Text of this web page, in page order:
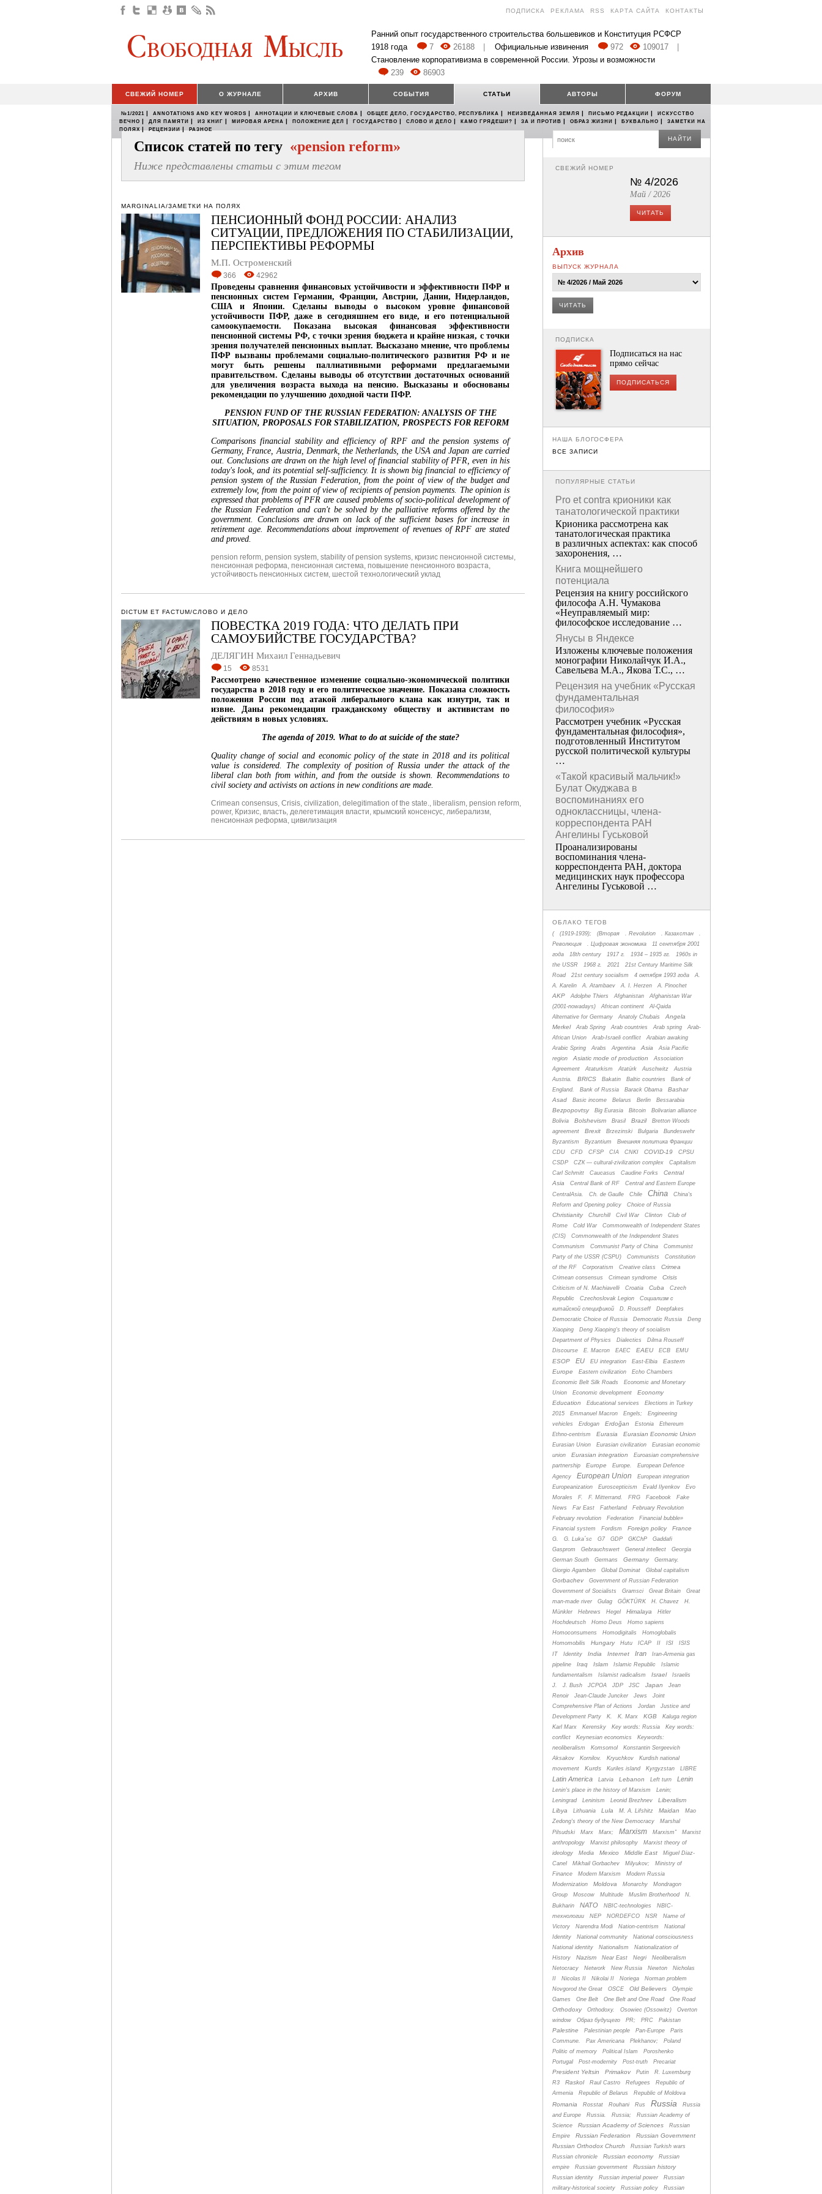
ПОДПИСКА РЕКЛАМА RSS КАРТА САЙТА КОНТАКТЫ
Ранний опыт государственного строительства большевиков и Конституция РСФСР
1918 года
7 26188 Официальные извинения 972 109017
Становление корпоративизма в современной России. Угрозы и возможности
239
86903
СВЕЖИЙ НОМЕР О ЖУРНАЛЕ АРХИВ СОБЫТИЯ СТАТЬИ АВТОРЫ ФОРУМ
№1/2021 | ANNOTATIONS AND KEY WORDS | АННОТАЦИИ И КЛЮЧЕВЫЕ СЛОВА | ОБЩЕЕ ДЕЛО, ГОСУДАРСТВО, РЕСПУБЛИКА | НЕИЗВЕДАННАЯ ЗЕМЛЯ | ПИСЬМО РЕДАКЦИИ |
ИСКУССТВО
ВЕЧНО | ДЛЯ ПАМЯТИ | ИЗ КНИГ | МИРОВАЯ АРЕНА | ПОЛОЖЕНИЕ ДЕЛ | ГОСУДАРСТВО | СЛОВО И ДЕЛО | КАМО ГРЯДЕШИ? | ЗА И ПРОТИВ | ОБРАЗ ЖИЗНИ | БУКВАЛЬНО |
ЗАМЕТКИ НА
ПОЛЯХ | РЕЦЕНЗИИ | РАЗНОЕ
Список статей по тегу «pension reform»
Ниже представлены статьи с этим тегом
MARGINALIA/ЗАМЕТКИ НА ПОЛЯХ
ПЕНСИОННЫЙ ФОНД РОССИИ: АНАЛИЗ
СИТУАЦИИ, ПРЕДЛОЖЕНИЯ ПО СТАБИЛИЗАЦИИ,
ПЕРСПЕКТИВЫ РЕФОРМЫ
М.П. Остроменский
366 42962
Проведены сравнения финансовых устойчивости и эффективности ПФР и
пенсионных систем Германии, Франции, Австрии, Дании, Нидерландов,
США и Японии. Сделаны выводы о высоком уровне финансовой
устойчивости ПФР, даже в сегодняшнем его виде, и его потенциальной
самоокупаемости. Показана высокая финансовая эффективности
пенсионной системы РФ, с точки зрения бюджета и крайне низкая, с точки
зрения получателей пенсионных выплат. Высказано мнение, что проблемы
ПФР вызваны проблемами социально-политического развития РФ и не
могут быть решены паллиативными реформами предлагаемыми
правительством. Сделаны выводы об отсутствии достаточных оснований
для увеличения возраста выхода на пенсию. Высказаны и обоснованы
рекомендации по улучшению доходной части ПФР.
PENSION FUND OF THE RUSSIAN FEDERATION: ANALYSIS OF THE
SITUATION, PROPOSALS FOR STABILIZATION, PROSPECTS FOR REFORM
Comparisons financial stability and efficiency of RPF and the pension systems of
Germany, France, Austria, Denmark, the Netherlands, the USA and Japan are carried
out. Conclusions are drawn on the high level of financial stability of PFR, even in his
today's look, and its potential self-sufficiency. It is shown big financial to efficiency of
pension system of the Russian Federation, from the point of view of the budget and
extremely low, from the point of view of recipients of pension payments. The opinion is
expressed that problems of PFR are caused problems of socio-political development of
the Russian Federation and can't be solved by the palliative reforms offered by the
government. Conclusions are drawn on lack of the sufficient bases for increase in
retirement age. Recommendations about improvement of revenues of RPF are stated
and proved.
pension reform, pension system, stability of pension systems, кризис пенсионной системы,
пенсионная реформа, пенсионная система, повышение пенсионного возраста,
устойчивость пенсионных систем, шестой технологический уклад
DICTUM ET FACTUM/СЛОВО И ДЕЛО
ПОВЕСТКА 2019 ГОДА: ЧТО ДЕЛАТЬ ПРИ
САМОУБИЙСТВЕ ГОСУДАРСТВА?
ДЕЛЯГИН Михаил Геннадьевич
15 8531
Рассмотрено качественное изменение социально-экономической политики
государства в 2018 году и его политическое значение. Показана сложность
положения России под атакой либерального клана как изнутри, так и
извне. Даны рекомендации гражданскому обществу и активистам по
действиям в новых условиях.
The agenda of 2019. What to do at suicide of the state?
Quality change of social and economic policy of the state in 2018 and its political
value is considered. The complexity of position of Russia under the attack of the
liberal clan both from within, and from the outside is shown. Recommendations to
civil society and activists on actions in new conditions are made.
Crimean consensus, Crisis, civilization, delegitimation of the state., liberalism, pension reform,
power, Кризис, власть, делегетимация власти, крымский консенсус, либерализм,
пенсионная реформа, цивилизация
НАЙТИ
СВЕЖИЙ НОМЕР
№ 4/2026
Май / 2026
ЧИТАТЬ
Архив
ВЫПУСК ЖУРНАЛА
ЧИТАТЬ
ПОДПИСКА
Подписаться на нас
прямо сейчас
ПОДПИСАТЬСЯ
НАША БЛОГОСФЕРА
ВСЕ ЗАПИСИ
ПОПУЛЯРНЫЕ СТАТЬИ
Pro et contra крионики как
танатологической практики
Крионика рассмотрена как
танатологическая практика
в различных аспектах: как способ
захоронения, …
Книга мощнейшего
потенциала
Рецензия на книгу российского
философа А.Н. Чумакова
«Неуправляемый мир:
философское исследование …
Янусы в Яндексе
Изложены ключевые положения
монографии Николайчук И.А.,
Савельева М.А., Якова Т.С., …
Рецензия на учебник «Русская
фундаментальная
философия»
Рассмотрен учебник «Русская
фундаментальная философия»,
подготовленный Институтом
русской политической культуры
…
«Такой красивый мальчик!»
Булат Окуджава в
воспоминаниях его
одноклассницы, члена-
корреспондента РАН
Ангелины Гуськовой
Проанализированы
воспоминания члена­
корреспондента РАН, доктора
медицинских наук профессора
Ангелины Гуськовой …
ОБЛАКО ТЕГОВ
( (1919-1939); (Вторая . Revolution . Казахстан
.
Революция
. Цифровая экономика
11 сентября 2001
года
18th century 1917 г. 1934 – 1935 гг.
1960s in
the USSR
1968 г. 2021
21st Century Maritime Silk
Road
21st century socialism 4 октября 1993 года
A.
A. Karelin
A. Atambaev A. I. Herzen A. Pinochet
AKP Adolphe Thiers Afghanistan
Afghanistan War
(2001-nowadays)
African continent
Al-Qaida
Alternative for Germany
Anatoly Chubais
Angela
Merkel
Arab Spring Arab countries Arab spring
Arab-
African Union
Arab-Israeli conflict
Arabian awaking
Arabic Spring
Arabs Argentina Asia
Asia Pacific
region
Asiatic mode of production
Association
Agreement
Ataturkism Atatürk Auschwitz
Austria
Austria.
BRICS Bakatin Baltic countries
Bank of
England.
Bank of Russia Barack Obama
Bashar
Asad
Basic income Belarus Berlin Bessarabia
Bezpopovtsy Big Eurasia Bitcoin
Bolivarian alliance
Bolivia
Bolshevism Brasil Brazil
Bretton Woods
agreement
Brexit Brzezinski Bulgaria
Bundeswehr
Byzantism
Byzantium
Bнешняя политика Франции
CDU
CFD CFSP CIA CNKI COVID-19
CPSU
CSDP
CZК — cultural-zivilization complex
Capitalism
Carl Schmitt
Caucasus Caudine Forks
Central
Asia
Central Bank of RF
Central and Eastern Europe
CentralAsia.
Ch. de Gaulle Chile China
China's
Reform and Opening policy
Choice of Russia
Christianity Churchill Civil War Clinton
Club of
Rome
Cold War
Commonwealth of Independent States
(CIS)
Commonwealth of the Independent States
Communism
Communist Party of China
Communist
Party of the USSR (CSPU)
Communists
Constitution
of the RF
Corporatism Creative class Crimea
Crimean consensus Crimean syndrome Crisis
Criticism of N. Machiavelli Croatia Cuba
Czech
Republic
Czechoslovak Legion
Cоциализм с
китайской спецификой
D. Rousseff
Deepfakes
Democratic Choice of Russia
Democratic Russia
Deng
Xiaoping
Deng Xiaoping's theory of socialism
Department of Physics
Dialectics
Dilma Rouseff
Discourse
E. Macron EAEC EAEU ECB EMU
ESOP EU EU integration East-Elbia
Eastern
Europe
Eastern civilization
Echo Chambers
Economic Belt Silk Roads
Economic and Monetary
Union
Economic development
Economy
Education
Educational services
Elections in Turkey
2015
Emmanuel Macron Engels;
Engineering
vehicles
Erdogan Erdoğan Estonia
Ethereum
Ethno-centrism
Eurasia Eurasian Economic Union
Eurasian Union Eurasian civilization
Eurasian economic
union
Eurasian integration
Euroasian comprehensive
partnership
Europe Europe.
European Defence
Agency
European Union
European integration
Europeanization
Euroscepticism Evald Ilyenkov
Evo
Morales
F. F. Mitterrand. FRG Facebook
Fake
News
Far East Fatherland
February Revolution
February revolution
Federation
Financial bubble»
Financial system
Fordism Foreign policy France
G. G. Luka´sc G7 GDP GKChP
Gaddafi
Gasprom
Gebrauchswert General intellect
Georgia
German South
Germans Germany
Germany.
Giorgio Agamben
Global Dominat Global capitalism
Gorbachev
Government of Russian Federation
Government of Socialists
Gramsci Great Britain
Great
man-made river
Gulag GÖKTÜRK H. Chavez
H.
Münkler
Hebrews Hegel Himalaya
Hitler
Hochdeutsch
Homo Deus
Homo sapiens
Homoconsumens
Homodigitalis
Homoglobalis
Homomobilis
Hungary Hutu ICAP II ISI
ISIS
IT
Identity India Internet Iran
Iran-Armenia gas
pipeline
Iraq Islam Islamic Republic
Islamic
fundamentalism
Islamist radicalism Israel
Israelis
J.
J. Bush JCPOA JDP JSC Japan
Jean
Renoir
Jean-Claude Juncker Jews
Joint
Comprehensive Plan of Actions
Jordan
Justice and
Development Party
K. K. Marx KGB
Kaluga region
Karl Marx
Kerensky Key words: Russia
Key words:
conflict
Keynesian economics
Keywords:
neoliberalism
Komsomol
Konstantin Sergeevich
Aksakov
Kornilov. Kryuchkov
Kurdish national
movement
Kurds Kuriles island Kyrgyzstan LIBRE
Latin America Latvia Lebanon Left turn Lenin
Lenin's place in the history of Marxism
Lenin;
Leningrad
Leninism Leonid Brezhnev
Liberalism
Libya
Lithuania Lula M. A. Lifshitz Maidan
Mao
Zedong's theory of the New Democracy
Marshal
Pilsudski
Marx Marx; Marxism Marxism”
Marxist
anthropology
Marxist philosophy
Marxist theory of
ideology
Media Mexico Middle East
Miguel Diaz-
Canel
Mikhail Gorbachev Milyukov;
Ministry of
Finance
Modern Marxism
Modern Russia
Modernization
Moldova Monarchy
Mondragon
Group
Moscow Multitude Muslim Brotherhood
N.
Bukharin
NATO NBIC-technologies
NBIC-
технологии
NEP NORDEFCO NSR
Name of
Victory
Narendra Modi Nation-centrism
National
Identity
National community
National consciousness
National identity
Nationalism
Nationalization of
History
Nazism Near East Negri
Neoliberalism
Netocracy
Network New Russia Newton
Nicholas
II
Nicolas II Nikolai II Noriega
Norman problem
Novgorod the Great
OSCE Old Believers
Olympic
Games
One Belt One Belt and One Road One Road
Orthodoxy Orthodoxy. Osowiec (Ossowitz)
Overton
window
Oбраз будущего PR; PRC Pakistan
Palestine Palestinian people Pan-Europe
Paris
Commune.
Pax Americana Plekhanov;
Poland
Politic of memory
Political Islam
Poroshenko
Portugal
Post-modernity Post-truth Precariat
President Yeltsin Primakov Putin
R. Luxemburg
R3
Raskol Raul Castro Refugees
Republic of
Armenia
Republic of Belarus Republic of Moldova
Romania Rosstat Rouhani Rus Russia
Russia
and Europe
Russia. Russia;
Russian Academy of
Science
Russian Academy of Sciences
Russian
Empire
Russian Federation
Russian Government
Russian Orthodox Church
Russian Turkish wars
Russian chronicle
Russian economy
Russian
empire
Russian government Russian history
Russian identity Russian imperial power
Russian
military-historical society
Russian policy Russian